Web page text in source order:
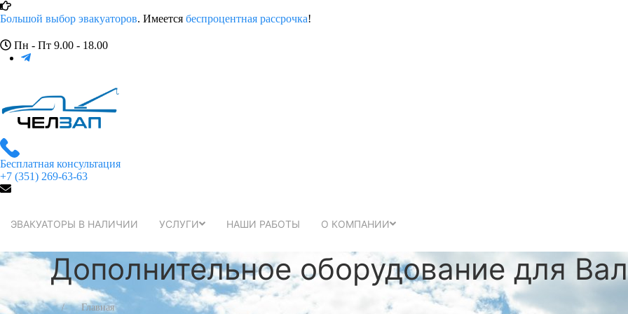
Большой выбор эвакуаторов. Имеется беспроцентная рассрочка!
Пн - Пт 9.00 - 18.00
Бесплатная консультация
+7 (351) 269-63-63
ЭВАКУАТОРЫ В НАЛИЧИИ УСЛУГИ НАШИ РАБОТЫ О КОМПАНИИ
Дополнительное оборудование для
Главная